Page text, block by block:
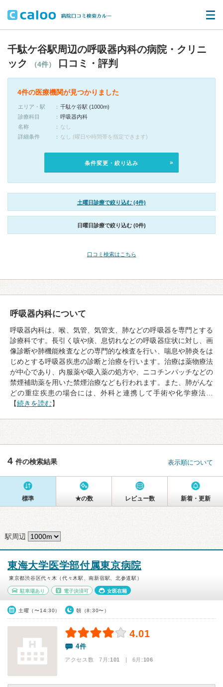
千駄ケ谷駅周辺の呼吸器内科の病院・クリニ
ック
（4件） 口コミ・評判
4件の医療機関が見つかりました
エリア・駅
千駄ケ谷駅 (1000m)
診療科目
呼吸器内科
名称
なし
詳細条件
なし (曜日や時間帯を指定できます)
条件変更・絞り込み
土曜日診療で絞り込む (4件)
日曜日診療で絞り込む (0件)
口コミ検索はこちら
呼吸器内科について
呼吸器内科は、喉、気管、気管支、肺などの呼吸器を専門とする
診療科です。長引く咳や痰、息切れなどの呼吸器症状に対し、画
像診断や肺機能検査などの専門的な検査を行い、喘息や肺炎をは
じめとする呼吸器疾患の診断と治療を行います。治療は薬物療法
が中心であり、内服薬や吸入薬の処方や、ニコチンパッチなどの
禁煙補助薬を用いた禁煙治療なども行われます。また、肺がんな
どの重症疾患の場合には、外科と連携して手術や化学療法…
【続きを読む】
4 件の検索結果 表示順について
標準 ★の数 レビュー数 新着・更新
駅周辺
東海大学医学部付属東京病院
東京都渋谷区代々木（代々木駅、南新宿駅、北参道駅）
駐車場あり 電子決済可 女医在籍
土曜（〜14:30） 朝（8:30〜）
4.01
4件
アクセス数 7月:101 | 6月:106